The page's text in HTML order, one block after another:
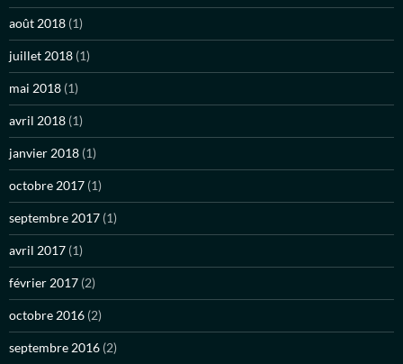
août 2018 (1)
juillet 2018 (1)
mai 2018 (1)
avril 2018 (1)
janvier 2018 (1)
octobre 2017 (1)
septembre 2017 (1)
avril 2017 (1)
février 2017 (2)
octobre 2016 (2)
septembre 2016 (2)